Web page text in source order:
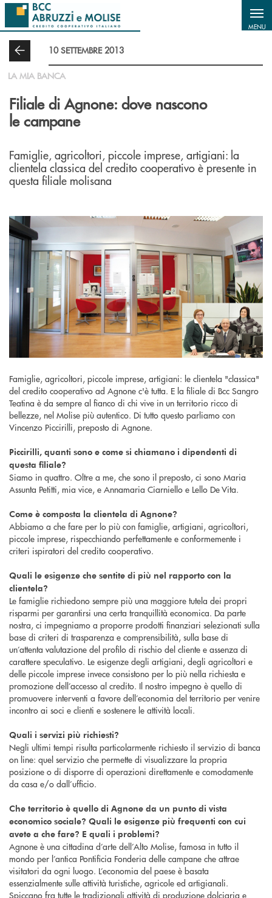
Salta al contenuto principale
MENU
10 SETTEMBRE 2013
LA MIA BANCA
Filiale di Agnone: dove nascono
le campane
Famiglie, agricoltori, piccole imprese, artigiani: la
clientela classica del credito cooperativo è presente in
questa filiale molisana
Famiglie, agricoltori, piccole imprese, artigiani: le clientela "classica"
del credito cooperativo ad Agnone c'è tutta. E la filiale di Bcc Sangro
Teatina è da sempre al fianco di chi vive in un territorio ricco di
bellezze, nel Molise più autentico. Di tutto questo parliamo con
Vincenzo Piccirilli, preposto di Agnone.
Piccirilli, quanti sono e come si chiamano i dipendenti di
questa filiale?
Siamo in quattro. Oltre a me, che sono il preposto, ci sono Maria
Assunta Petitti, mia vice, e Annamaria Ciarniello e Lello De Vita.
Come è composta la clientela di Agnone?
Abbiamo a che fare per lo più con famiglie, artigiani, agricoltori,
piccole imprese, rispecchiando perfettamente e conformemente i
criteri ispiratori del credito cooperativo.
Quali le esigenze che sentite di più nel rapporto con la
clientela?
Le famiglie richiedono sempre più una maggiore tutela dei propri
risparmi per garantirsi una certa tranquillità economica. Da parte
nostra, ci impegniamo a proporre prodotti finanziari selezionati sulla
base di criteri di trasparenza e comprensibilità, sulla base di
un’attenta valutazione del profilo di rischio del cliente e assenza di
carattere speculativo. Le esigenze degli artigiani, degli agricoltori e
delle piccole imprese invece consistono per lo più nella richiesta e
promozione dell’accesso al credito. Il nostro impegno è quello di
promuovere interventi a favore dell’economia del territorio per venire
incontro ai soci e clienti e sostenere le attività locali.
Quali i servizi più richiesti?
Negli ultimi tempi risulta particolarmente richiesto il servizio di banca
on line: quel servizio che permette di visualizzare la propria
posizione o di disporre di operazioni direttamente e comodamente
da casa e/o dall’ufficio.
Che territorio è quello di Agnone da un punto di vista
economico sociale? Quali le esigenze più frequenti con cui
avete a che fare? E quali i problemi?
Agnone è una cittadina d’arte dell’Alto Molise, famosa in tutto il
mondo per l’antica Pontificia Fonderia delle campane che attrae
visitatori da ogni luogo. L’economia del paese è basata
essenzialmente sulle attività turistiche, agricole ed artigianali.
Spiccano fra tutte le tradizionali attività di produzione dolciaria e